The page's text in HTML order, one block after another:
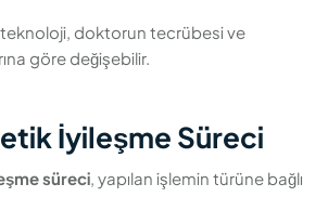
teknoloji, doktorun tecrübesi ve
göre değişebilir.
İyileşme Süreci
süreci, yapılan işlemin türüne bağlı